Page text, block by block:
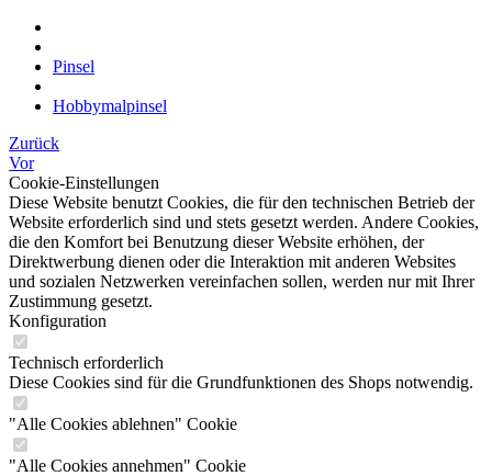
Pinsel
Hobbymalpinsel
Zurück
Vor
Cookie-Einstellungen
Diese Website benutzt Cookies, die für den technischen Betrieb der
Website erforderlich sind und stets gesetzt werden. Andere Cookies,
die den Komfort bei Benutzung dieser Website erhöhen, der
Direktwerbung dienen oder die Interaktion mit anderen Websites
und sozialen Netzwerken vereinfachen sollen, werden nur mit Ihrer
Zustimmung gesetzt.
Konfiguration
Technisch erforderlich
Diese Cookies sind für die Grundfunktionen des Shops notwendig.
"Alle Cookies ablehnen" Cookie
"Alle Cookies annehmen" Cookie